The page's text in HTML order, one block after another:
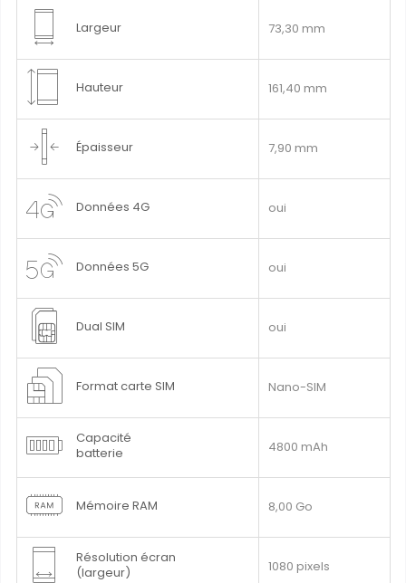
Largeur 73,30 mm
Hauteur 161,40 mm
Épaisseur 7,90 mm
Données 4G oui
Données 5G oui
Dual SIM oui
Format carte SIM Nano-SIM
Capacité
batterie
4800 mAh
Mémoire RAM 8,00 Go
Résolution écran
(largeur)
1080 pixels